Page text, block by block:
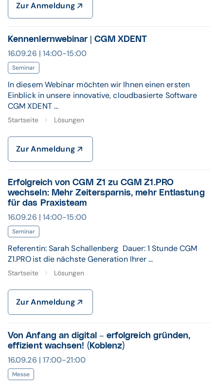
Zur Anmeldung
Kennenlernwebinar | CGM XDENT
16.09.26 | 14:00-15:00
Seminar
In diesem Webinar möchten wir Ihnen einen ersten
Einblick in unsere innovative, cloudbasierte Software
CGM XDENT ...
Startseite Lösungen
Zur Anmeldung
Erfolgreich von CGM Z1 zu CGM Z1.PRO
wechseln: Mehr Zeitersparnis, mehr Entlastung
für das Praxisteam
16.09.26 | 14:00-15:00
Seminar
Referentin: Sarah Schallenberg Dauer: 1 Stunde CGM
Z1.PRO ist die nächste Generation Ihrer ...
Startseite Lösungen
Zur Anmeldung
Von Anfang an digital – erfolgreich gründen,
effizient wachsen! (Koblenz)
16.09.26 | 17:00-21:00
Messe